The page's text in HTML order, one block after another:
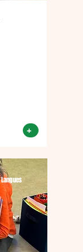
+
Langues